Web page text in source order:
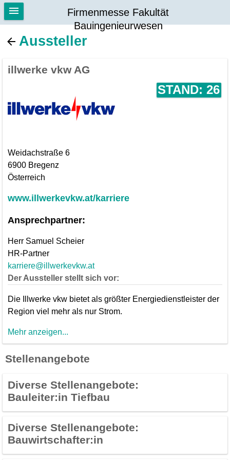
Firmenmesse Fakultät
Bauingenieurwesen
Aussteller
illwerke vkw AG
STAND: 26
Weidachstraße 6
6900 Bregenz
Österreich
www.illwerkevkw.at/karriere
Ansprechpartner:
Herr Samuel Scheier
HR-Partner
karriere@illwerkevkw.at
Der Aussteller stellt sich vor:
Die Illwerke vkw bietet als größter Energiedienstleister der
Region viel mehr als nur Strom.
Mehr anzeigen...
Stellenangebote
Diverse Stellenangebote:
Bauleiter:in Tiefbau
Diverse Stellenangebote:
Bauwirtschafter:in